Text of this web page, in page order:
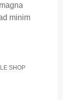
minim
SHOP